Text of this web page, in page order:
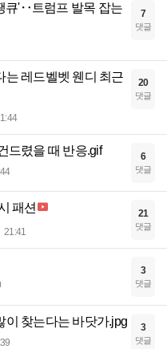
큐'‥트럼프 발목 잡는
7
댓글
는 레드벨벳 웬디 최근
20
댓글
드렸을 때 반응.gif 6
댓글
패션
21:41
21
댓글
3
댓글
이 찾는다는 바닷가.jpg 3
댓글